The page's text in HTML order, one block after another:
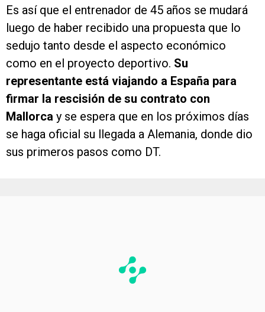
Es así que el entrenador de 45 años se mudará
luego de haber recibido una propuesta que lo
sedujo tanto desde el aspecto económico
como en el proyecto deportivo. Su
representante está viajando a España para
firmar la rescisión de su contrato con
Mallorca y se espera que en los próximos días
se haga oficial su llegada a Alemania, donde dio
sus primeros pasos como DT.